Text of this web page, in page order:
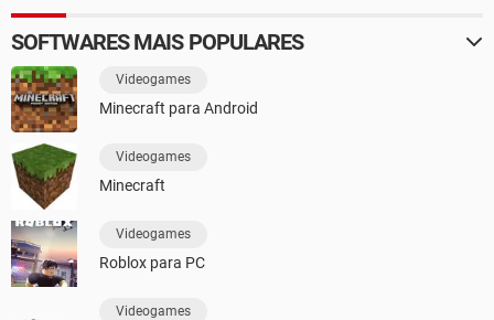
SOFTWARES MAIS POPULARES
Videogames
Minecraft para Android
Videogames
Minecraft
Videogames
Roblox para PC
Videogames